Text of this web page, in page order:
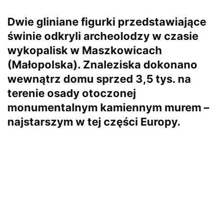
Dwie gliniane figurki przedstawiające
świnie odkryli archeolodzy w czasie
wykopalisk w Maszkowicach
(Małopolska). Znaleziska dokonano
wewnątrz domu sprzed 3,5 tys. na
terenie osady otoczonej
monumentalnym kamiennym murem –
najstarszym w tej części Europy.